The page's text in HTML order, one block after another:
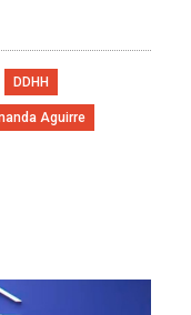
DDHH
Aguirre